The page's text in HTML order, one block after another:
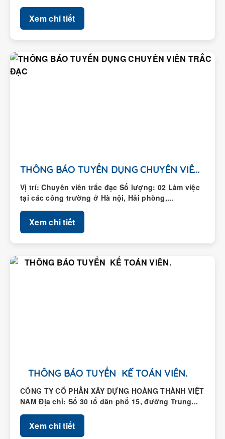
Xem chi tiết
THÔNG BÁO TUYỂN DỤNG CHUYÊN VIÊN TRẮC ĐẠC
Vị trí: Chuyên viên trắc đạc Số lượng: 02 Làm việc
tại các công trường ở Hà nội, Hải phòng,...
Xem chi tiết
THÔNG BÁO TUYỂN KẾ TOÁN VIÊN.
CÔNG TY CỔ PHẦN XÂY DỰNG HOÀNG THÀNH VIỆT
NAM Địa chỉ: Số 30 tổ dân phố 15, đường Trung...
Xem chi tiết